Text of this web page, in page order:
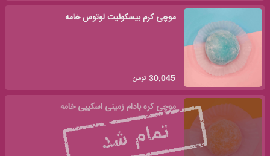
موچی کرم بیسکوئیت لوتوس خامه
30,045 تومان
موچی کره بادام زمینی اسکیپی خامه